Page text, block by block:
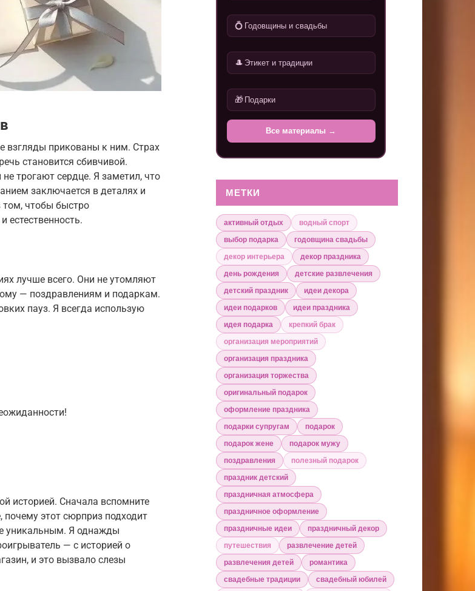
взгляды прикованы к ним. Страх
становится сбивчивой.
трогают сердце. Я заметил, что
заключается в деталях и
том, чтобы быстро
естественность.
лучше всего. Они не утомляют
— поздравлениям и подаркам.
пауз. Я всегда использую
историей. Сначала вспомните
этот сюрприз подходит
уникальным. Я однажды
— с историей о
и это вызвало слезы
💍 Годовщины и свадьбы
🎩 Этикет и традиции
🎁 Подарки
Все материалы →
МЕТКИ
активный отдых
водный спорт
выбор подарка
годовщина свадьбы
декор интерьера
декор праздника
день рождения
детские развлечения
детский праздник
идеи декора
идеи подарков
идеи праздника
идея подарка
крепкий брак
организация мероприятий
организация праздника
организация торжества
оригинальный подарок
оформление праздника
подарки супругам
подарок
подарок жене
подарок мужу
поздравления
полезный подарок
праздник детский
праздничная атмосфера
праздничное оформление
праздничные идеи
праздничный декор
путешествия
развлечение детей
развлечения детей
романтика
свадебные традиции
свадебный юбилей